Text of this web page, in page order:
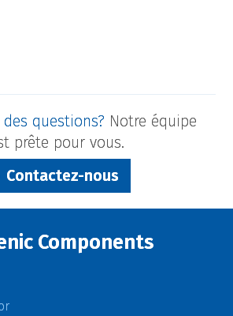
questions? Notre équipe
prête pour vous.
Contactez-nous
Components